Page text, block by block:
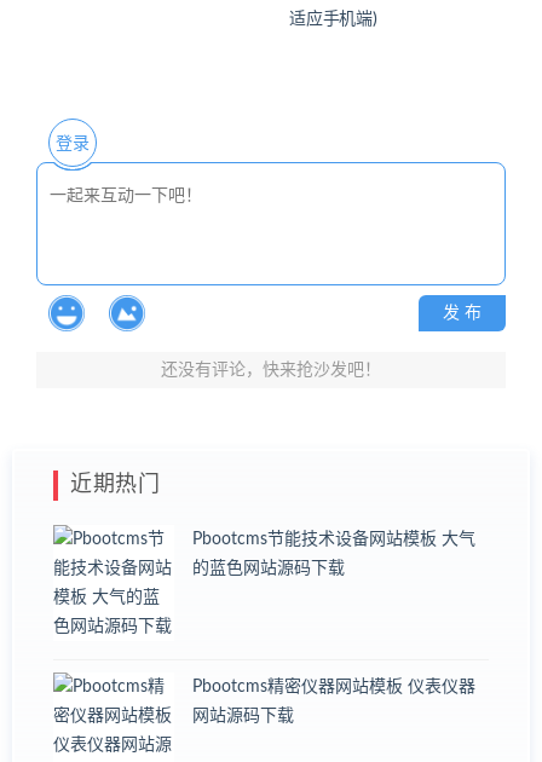
适应手机端)
登录
发 布
还没有评论，快来抢沙发吧！
近期热门
Pbootcms节能技术设备网站模板 大气
的蓝色网站源码下载
Pbootcms精密仪器网站模板 仪表仪器
网站源码下载